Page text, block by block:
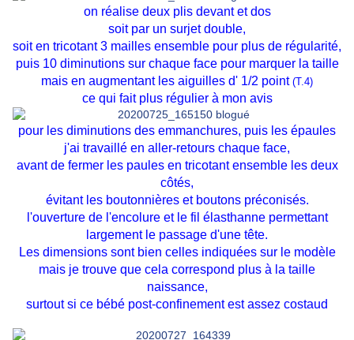
on réalise deux plis devant et dos
soit par un surjet double,
soit en tricotant 3 mailles ensemble pour plus de régularité,
puis 10 diminutions sur chaque face pour marquer la taille
mais en augmentant les aiguilles d' 1/2 point (T.4)
ce qui fait plus régulier à mon avis
pour les diminutions des emmanchures, puis les épaules
j'ai travaillé en aller-retours chaque face,
avant de fermer les paules en tricotant ensemble les deux
côtés,
évitant les boutonnières et boutons préconisés.
l'ouverture de l'encolure et le fil élasthanne permettant
largement le passage d'une tête.
Les dimensions sont bien celles indiquées sur le modèle
mais je trouve que cela correspond plus à la taille
naissance,
surtout si ce bébé post-confinement est assez costaud